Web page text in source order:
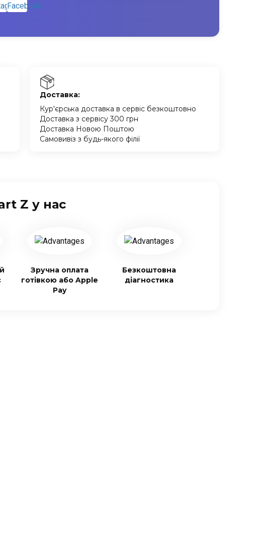
Доставка:
Кур'єрська доставка в сервіс безкоштовно
Доставка з сервісу 300 грн
Доставка Новою Поштою
Самовивіз з будь-якого філії
Z у нас
Зручна оплата
готівкою або Apple
Pay
Безкоштовна
діагностика